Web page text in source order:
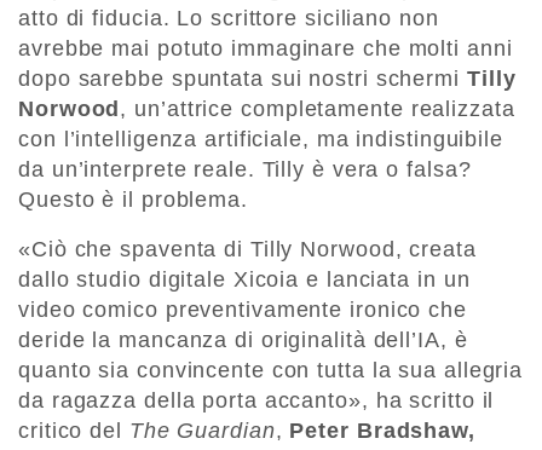
atto di fiducia. Lo scrittore siciliano non
avrebbe mai potuto immaginare che molti anni
dopo sarebbe spuntata sui nostri schermi Tilly
Norwood, un’attrice completamente realizzata
con l’intelligenza artificiale, ma indistinguibile
da un’interprete reale. Tilly è vera o falsa?
Questo è il problema.
«Ciò che spaventa di Tilly Norwood, creata
dallo studio digitale Xicoia e lanciata in un
video comico preventivamente ironico che
deride la mancanza di originalità dell’IA, è
quanto sia convincente con tutta la sua allegria
da ragazza della porta accanto», ha scritto il
critico del The Guardian, Peter Bradshaw,